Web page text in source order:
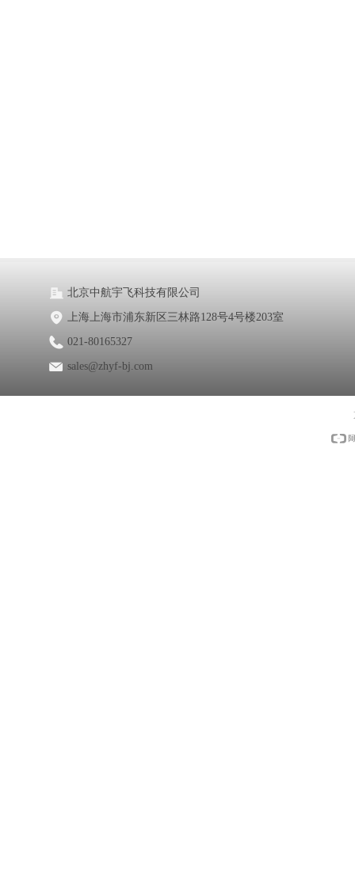
北京中航宇飞科技有限公司
上海上海市浦东新区三林路128号4号楼203室
021-80165327
sales@zhyf-bj.com